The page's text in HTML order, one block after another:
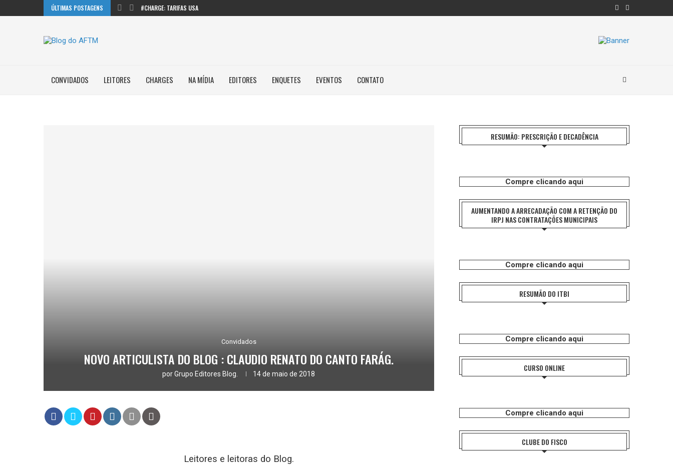
ÚLTIMAS POSTAGENS #CHARGE: TARIFAS USA
CONVIDADOS LEITORES CHARGES NA MÍDIA EDITORES ENQUETES EVENTOS CONTATO
Convidados
NOVO ARTICULISTA DO BLOG : CLAUDIO RENATO DO CANTO FARÁG.
porGrupo Editores Blog. 14 de maio de 2018
Leitores e leitoras do Blog.
RESUMÃO: PRESCRIÇÃO E DECADÊNCIA
Compre clicando aqui
AUMENTANDO A ARRECADAÇÃO COM A RETENÇÃO DO
IRPJ NAS CONTRATAÇÕES MUNICIPAIS
Compre clicando aqui
RESUMÃO DO ITBI
Compre clicando aqui
CURSO ONLINE
Compre clicando aqui
CLUBE DO FISCO